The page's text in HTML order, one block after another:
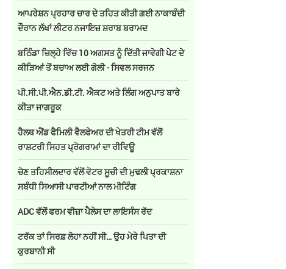
ਆਪਰੇਸ਼ਨ ਪ੍ਰਹਾਰ ਚਾਰ ਦੇ ਤਹਿਤ ਕੀਤੀ ਗਈ ਨਾਕਾਬੰਦੀ
ਦੌਰਾਨ ਲੱਖਾਂ ਲੀਟਰ ਨਜਾਇਜ਼ ਸ਼ਰਾਬ ਬਰਾਮਦ
ਬਠਿੰਡਾ ਜ਼ਿਲ੍ਹੇ ਵਿੱਚ 10 ਅਗਸਤ ਨੂੰ ਦਿੱਤੀ ਜਾਵੇਗੀ ਪੇਟ ਦੇ
ਕੀੜਿਆਂ ਤੋਂ ਬਚਾਅ ਲਈ ਗੋਲੀ - ਸਿਵਲ ਸਰਜਨ
ਪੀ.ਸੀ.ਪੀ.ਐਨ.ਡੀ.ਟੀ. ਐਕਟ ਅਤੇ ਲਿੰਗ ਅਨੁਪਾਤ ਬਾਰੇ
ਕੀਤਾ ਜਾਗਰੂਕ
ਹੈਲਥ ਐਂਡ ਫੈਮਿਲੀ ਵੈਲਫੇਅਰ ਦੀ ਖੇਤਰੀ ਟੀਮ ਵੱਲੋਂ
ਰਾਸ਼ਟਰੀ ਸਿਹਤ ਪ੍ਰੋਗਰਾਮਾਂ ਦਾ ਰੀਵਿਊ
ਚੋਣ ਤਹਿਸੀਲਦਾਰ ਵੱਲੋਂ ਵੋਟਰ ਸੂਚੀ ਦੀ ਮੁਢਲੀ ਪ੍ਰਕਾਸ਼ਨਾ
ਸਬੰਧੀ ਸਿਆਸੀ ਪਾਰਟੀਆਂ ਨਾਲ ਮੀਟਿੰਗ
ADC ਵੱਲੋਂ ਫਰਮ ਵੀਜ਼ਾ ਪੈਲੇਸ ਦਾ ਲਾਇਸੰਸ ਰੱਦ
ਟਰੱਕ ਤਾਂ ਸਿਰਫ਼ ਲੋਹਾ ਨਹੀਂ ਸੀ… ਉਹ ਮੇਰੇ ਪਿਤਾ ਦੀ
ਕੁਰਬਾਨੀ ਸੀ